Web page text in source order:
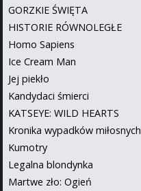
GORZKIE ŚWIĘTA
HISTORIE RÓWNOLEGŁE
Homo Sapiens
Ice Cream Man
Jej piekło
Kandydaci śmierci
KATSEYE: WILD HEARTS
Kronika wypadków miłosnych
Kumotry
Legalna blondynka
Martwe zło: Ogień